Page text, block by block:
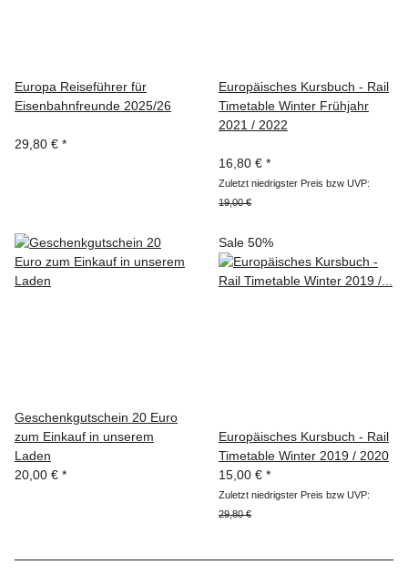
Europa Reiseführer für
Eisenbahnfreunde 2025/26
29,80 € *
Europäisches Kursbuch - Rail
Timetable Winter Frühjahr
2021 / 2022
16,80 € *
Zuletzt niedrigster Preis bzw UVP:
19,00 €
Geschenkgutschein 20 Euro
zum Einkauf in unserem
Laden
20,00 € *
Sale 50%
Europäisches Kursbuch - Rail
Timetable Winter 2019 / 2020
15,00 € *
Zuletzt niedrigster Preis bzw UVP:
29,80 €